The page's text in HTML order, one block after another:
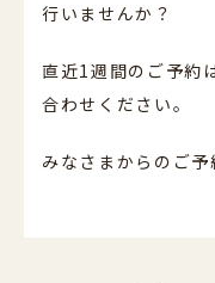
行いませんか？
直近1週間のご予約
合わせください。
みなさまからのご